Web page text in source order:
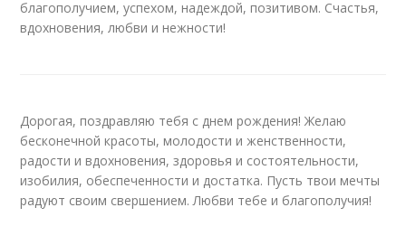
благополучием, успехом, надеждой, позитивом. Счастья,
вдохновения, любви и нежности!
Дорогая, поздравляю тебя с днем рождения! Желаю
бесконечной красоты, молодости и женственности,
радости и вдохновения, здоровья и состоятельности,
изобилия, обеспеченности и достатка. Пусть твои мечты
радуют своим свершением. Любви тебе и благополучия!